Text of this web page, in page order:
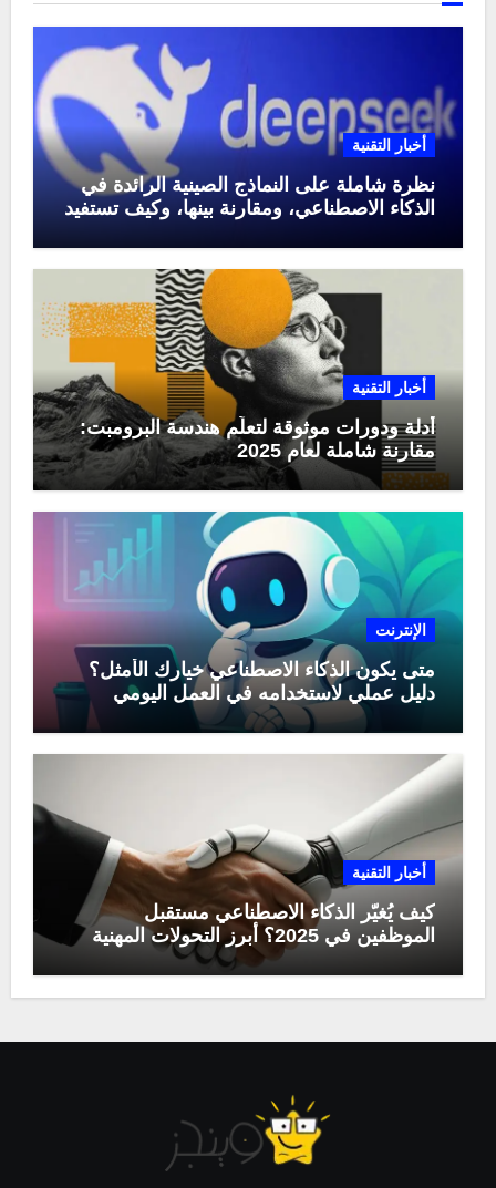
أخبار التقنية
نظرة شاملة على النماذج الصينية الرائدة في
الذكاء الاصطناعي، ومقارنة بينها، وكيف تستفيد
أخبار التقنية
أدلة ودورات موثوقة لتعلّم هندسة البرومبت:
مقارنة شاملة لعام 2025
الإنترنت
متى يكون الذكاء الاصطناعي خيارك الأمثل؟
دليل عملي لاستخدامه في العمل اليومي
أخبار التقنية
كيف يُغيّر الذكاء الاصطناعي مستقبل
الموظفين في 2025؟ أبرز التحولات المهنية